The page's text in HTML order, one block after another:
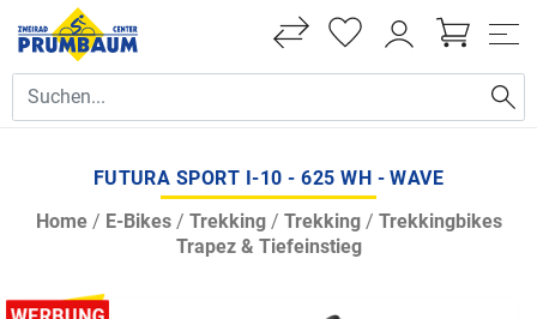
FUTURA SPORT I-10 - 625 WH - WAVE
Home/ E-Bikes/ Trekking/ Trekking/ Trekkingbikes
Trapez & Tiefeinstieg